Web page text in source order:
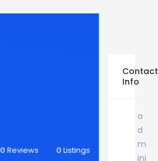
0 Reviews 0 Listings
Contact
Info
a
d
m
ini